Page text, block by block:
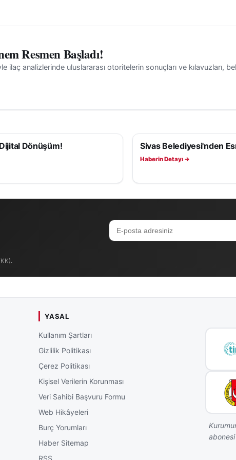
Resmen Başladı!
ilaç analizlerinde uluslararası otoritelerin sonuçları ve kılavuzları,
Dönüşüm! SAĞLIK
Sivas Belediyesi'nden
Haberin Detayı →
YASAL
Kullanım Şartları
Gizlilik Politikası
Çerez Politikası
Kişisel Verilerin Korunması
Veri Sahibi Başvuru Formu
Web Hikâyeleri
Burç Yorumları
Haber Sitemap
RSS